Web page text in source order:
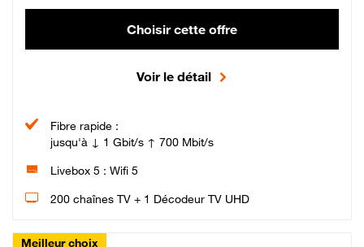
Choisir cette offre
Voir le détail
Fibre rapide :
jusqu'à ↓ 1 Gbit/s ↑ 700 Mbit/s
Livebox 5 : Wifi 5
200 chaînes TV + 1 Décodeur TV UHD
Meilleur choix